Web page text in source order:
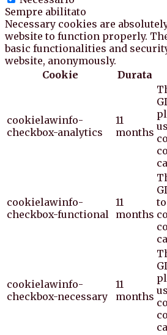
Sempre abilitato
Necessary cookies are
website to function properly.
basic functionalities and
website, anonymously.
Cookie
Durata
cookielawinfo-
checkbox-analytics
11
months
cookielawinfo-
checkbox-functional
11
months
cookielawinfo-
checkbox-necessary
11
months